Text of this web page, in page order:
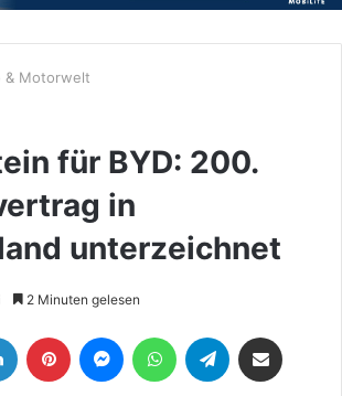
& Motorwelt
für BYD: 200.
in
unterzeichnet
Sende
eine
E-
2 Minuten gelesen
LinkedIn Pinterest MessengerWhatsAppTelegram